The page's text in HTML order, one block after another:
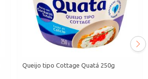
Queijo tipo Cottage Quatá 250g